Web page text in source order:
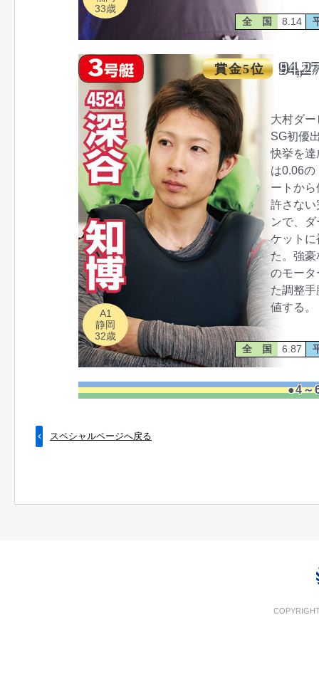
33歳
全 国
8.14
賞金5位
A1
静岡
32歳
大村ダ
SG初優
快挙を達
は0.06の
ートか
許さない
ンで、
ケットに
た。強
のモータ
た調整
値する。
全 国 6.87
●4～
スペシャルページへ戻る